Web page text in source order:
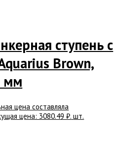
ступень с
Brown,
мм
цена составляла
цена: 3080.49 ₽. шт.